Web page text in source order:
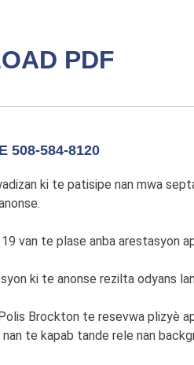
PDF
508-584-8120
ki te patisipe nan mwa
van te plase anba arestasyon
ki te anonse rezilta odyans
Brockton te resevwa plizyè
te kapab tande rele nan